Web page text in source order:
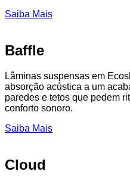
Saiba Mais
Baffle
Lâminas suspensas em
absorção acústica a um
paredes e tetos que pedem
conforto sonoro.
Saiba Mais
Cloud